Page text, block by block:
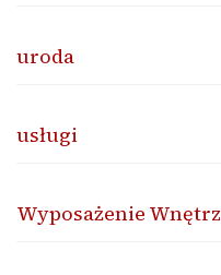
uroda
usługi
Wyposażenie Wnętrz